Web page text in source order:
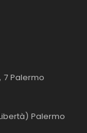
7 Palermo
Palermo